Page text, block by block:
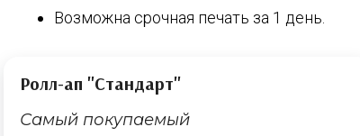
Возможна срочная печать за 1 день.
Ролл-ап "Стандарт"
Самый покупаемый